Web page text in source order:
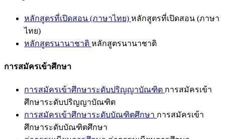
หลักสูตรที่เปิดสอน (ภาษาไทย) หลักสูตรที่เปิดสอน (ภาษา
ไทย)
หลักสูตรนานาชาติ หลักสูตรนานาชาติ
การสมัครเข้าศึกษา
การสมัครเข้าศึกษาระดับปริญญาบัณฑิต การสมัครเข้า
ศึกษาระดับปริญญาบัณฑิต
การสมัครเข้าศึกษาระดับบัณฑิตศึกษา การสมัครเข้า
ศึกษาระดับบัณฑิตศึกษา